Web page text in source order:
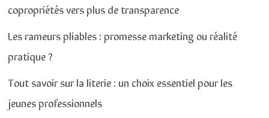
copropriétés vers plus de transparence
Les rameurs pliables : promesse marketing ou réalité
pratique ?
Tout savoir sur la literie : un choix essentiel pour les
jeunes professionnels